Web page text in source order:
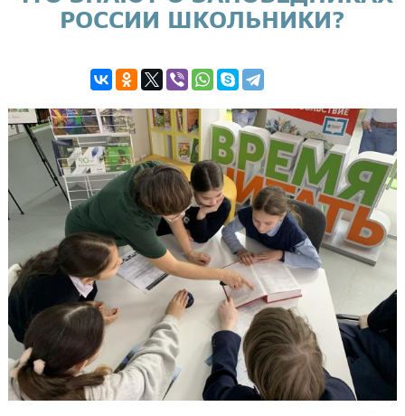
РОССИИ ШКОЛЬНИКИ?